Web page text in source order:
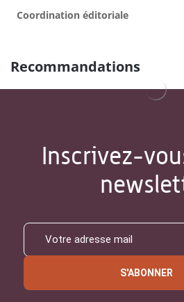
Coordination éditoriale
Recommandations
Inscrivez-
S'ABONNER